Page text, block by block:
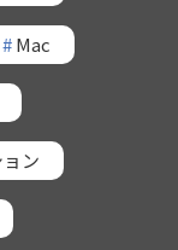
#Mac
ン